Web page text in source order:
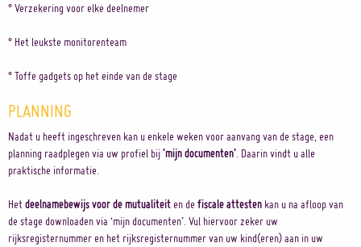
° Verzekering voor elke deelnemer
° Het leukste monitorenteam
° Toffe gadgets op het einde van de stage
PLANNING
Nadat u heeft ingeschreven kan u enkele weken voor aanvang van de stage, een
planning raadplegen via uw profiel bij‘mijn documenten’. Daarin vindt u alle
praktische informatie.
Hetdeelnamebewijs voor de mutualiteit en defiscale attesten kan u na afloop van
de stage downloaden via ‘mijn documenten’. Vul hiervoor zeker uw
rijksregisternummer en het rijksregisternummer van uw kind(eren) aan in uw